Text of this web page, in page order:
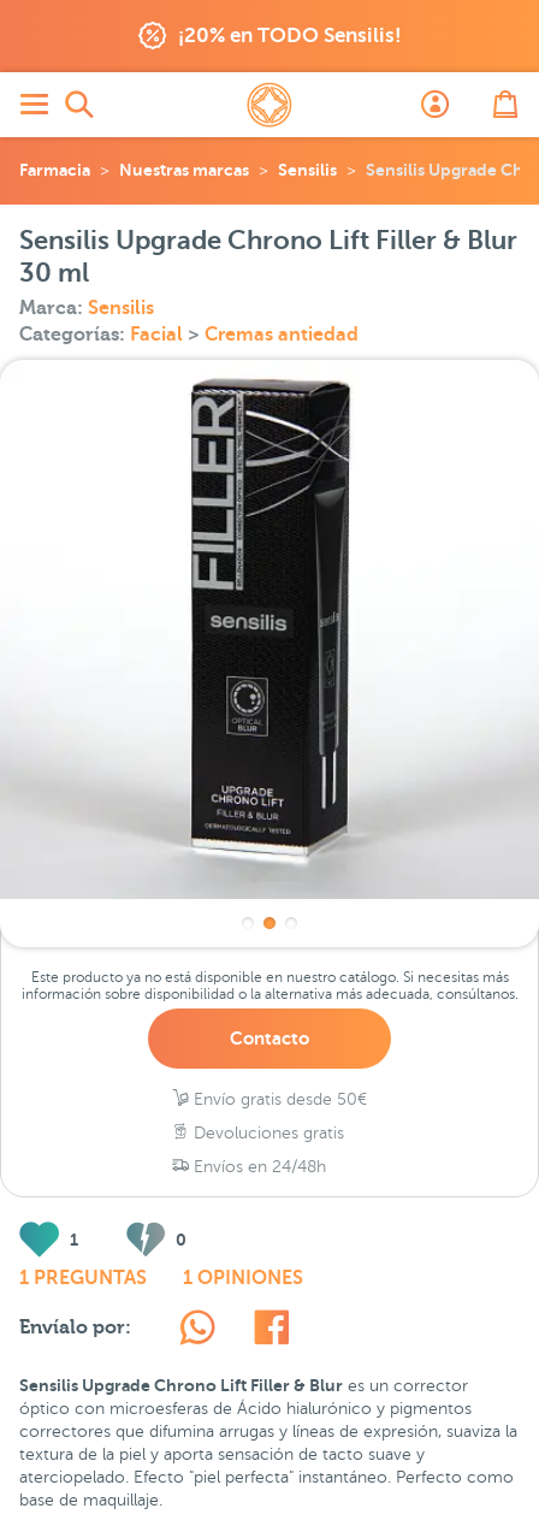
¡20% en TODO Sensilis!
Farmacia Nuestras marcas Sensilis Sensilis Upgrade
Sensilis Upgrade Chrono Lift Filler & Blur
30 ml
Marca: Sensilis
Categorías: Facial > Cremas antiedad
Este producto ya no está disponible en nuestro catálogo. Si necesitas más
información sobre disponibilidad o la alternativa más adecuada, consúltanos.
Contacto
Envío gratis desde 50€
Devoluciones gratis
Envíos en 24/48h
1 0
1 PREGUNTAS 1 OPINIONES
Envíalo por:
Sensilis Upgrade Chrono Lift Filler & Blur es un corrector
óptico con microesferas de Ácido hialurónico y pigmentos
correctores que difumina arrugas y líneas de expresión, suaviza la
textura de la piel y aporta sensación de tacto suave y
aterciopelado. Efecto "piel perfecta" instantáneo. Perfecto como
base de maquillaje.